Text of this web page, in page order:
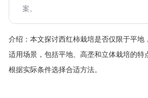
案。
介绍： 本文探讨西红柿栽培是否仅限于平地
适用场景，包括平地、高垄和立体栽培的特
根据实际条件选择合适方法。